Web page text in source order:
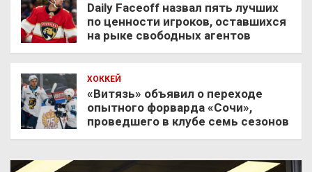
Daily Faceoff назвал пять лучших
по ценности игроков, оставшихся
на рыке свободных агентов
ХОККЕЙ
«Витязь» объявил о переходе
опытного форварда «Сочи»,
проведшего в клубе семь сезонов